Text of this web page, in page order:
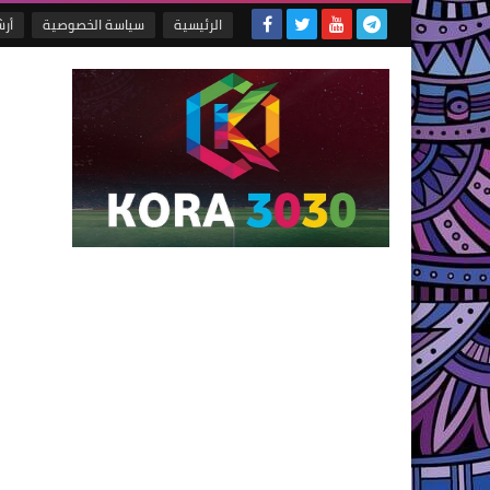
الرئيسية سياسة الخصوصية